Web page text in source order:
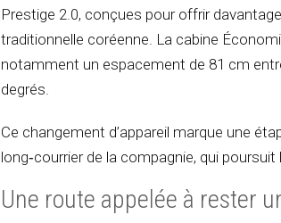
Prestige 2.0, conçues pour offrir
traditionnelle coréenne. La cabine
notamment un espacement de 81 cm
degrés.
Ce changement d’appareil marque une
long‑courrier de la compagnie, qui
Une route appelée à rester